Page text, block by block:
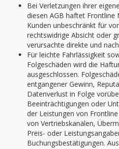
Bei Verletzungen ihrer
diesen AGB haftet Frontline
Kunden unbeschränkt für
rechtswidrige Absicht oder
verursachte direkte und
Für leichte Fahrlässigkeit
Folgeschäden wird die
ausgeschlossen.
entgangener Gewinn,
Datenverlust in Folge
Beeinträchtigungen oder
der Leistungen von
von Vertriebskanälen,
Preis- oder
Buchungsbestätigungen.